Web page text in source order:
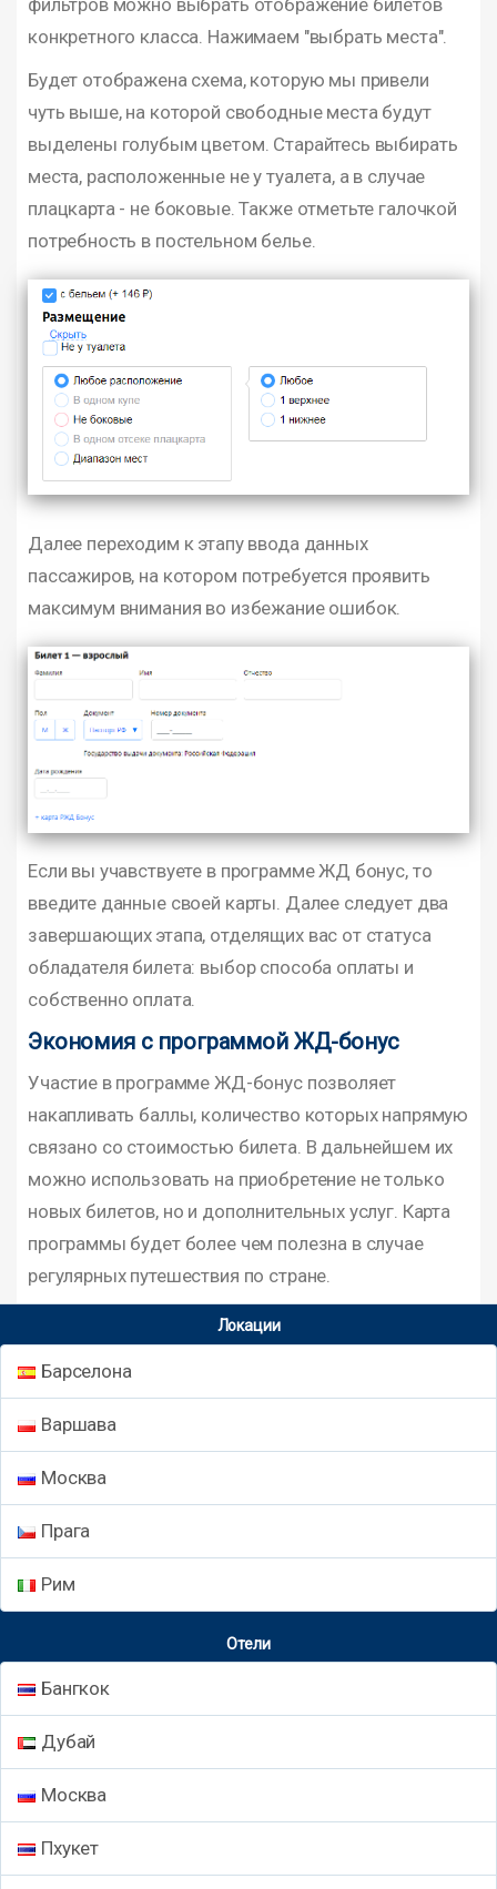
фильтров можно выбрать отображение билетов
конкретного класса. Нажимаем "выбрать места".
Будет отображена схема, которую мы привели
чуть выше, на которой свободные места будут
выделены голубым цветом. Старайтесь выбирать
места, расположенные не у туалета, а в случае
плацкарта - не боковые. Также отметьте галочкой
потребность в постельном белье.
Далее переходим к этапу ввода данных
пассажиров, на котором потребуется проявить
максимум внимания во избежание ошибок.
Если вы учавствуете в программе ЖД бонус, то
введите данные своей карты. Далее следует два
завершающих этапа, отделящих вас от статуса
обладателя билета: выбор способа оплаты и
собственно оплата.
Экономия с программой ЖД-бонус
Участие в программе ЖД-бонус позволяет
накапливать баллы, количество которых напрямую
связано со стоимостью билета. В дальнейшем их
можно использовать на приобретение не только
новых билетов, но и дополнительных услуг. Карта
программы будет более чем полезна в случае
регулярных путешествия по стране.
Локации
Барселона
Варшава
Москва
Прага
Рим
Отели
Бангкок
Дубай
Москва
Пхукет